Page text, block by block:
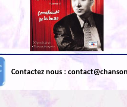
Contactez nous :